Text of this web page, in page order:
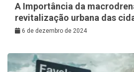
A Importância da
revitalização urbana das
6 de dezembro de 2024